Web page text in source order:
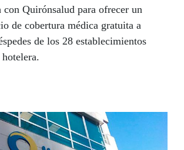
con Quirónsalud para ofrecer un
de cobertura médica gratuita a
de los 28 establecimientos